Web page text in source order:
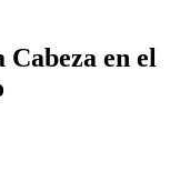
en el